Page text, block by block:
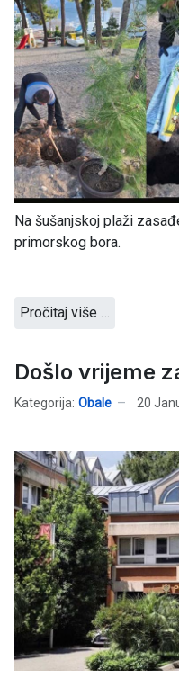
Na šušanjskoj plaži
primorskog bora.
Pročitaj više …
Došlo vrijeme
Kategorija: Obale 20